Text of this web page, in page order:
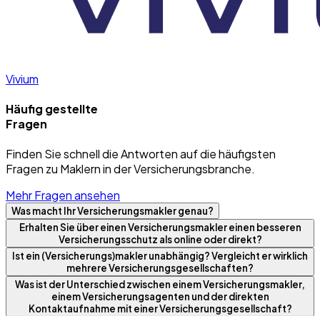
Vivium
Häufig gestellte
Fragen
Finden Sie schnell die Antworten auf die häufigsten
Fragen zu Maklern in der Versicherungsbranche.
Mehr Fragen ansehen
Was macht Ihr Versicherungsmakler genau?
Erhalten Sie über einen Versicherungsmakler einen besseren
Versicherungsschutz als online oder direkt?
Ist ein (Versicherungs)makler unabhängig? Vergleicht er wirklich
mehrere Versicherungsgesellschaften?
Was ist der Unterschied zwischen einem Versicherungsmakler,
einem Versicherungsagenten und der direkten
Kontaktaufnahme mit einer Versicherungsgesellschaft?